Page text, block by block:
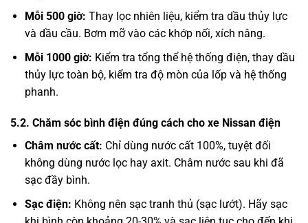
Mỗi 500 giờ: Thay lọc nhiên liệu, kiểm tra dầu thủy lực
và dầu cầu. Bơm mỡ vào các khớp nối, xích nâng.
Mỗi 1000 giờ: Kiểm tra tổng thể hệ thống điện, thay dầu
thủy lực toàn bộ, kiểm tra độ mòn của lốp và hệ thống
phanh.
5.2. Chăm sóc bình điện đúng cách cho xe Nissan điện
Châm nước cất: Chỉ dùng nước cất 100%, tuyệt đối
không dùng nước lọc hay axit. Châm nước sau khi đã
sạc đầy bình.
Sạc điện: Không nên sạc tranh thủ (sạc lướt). Hãy sạc